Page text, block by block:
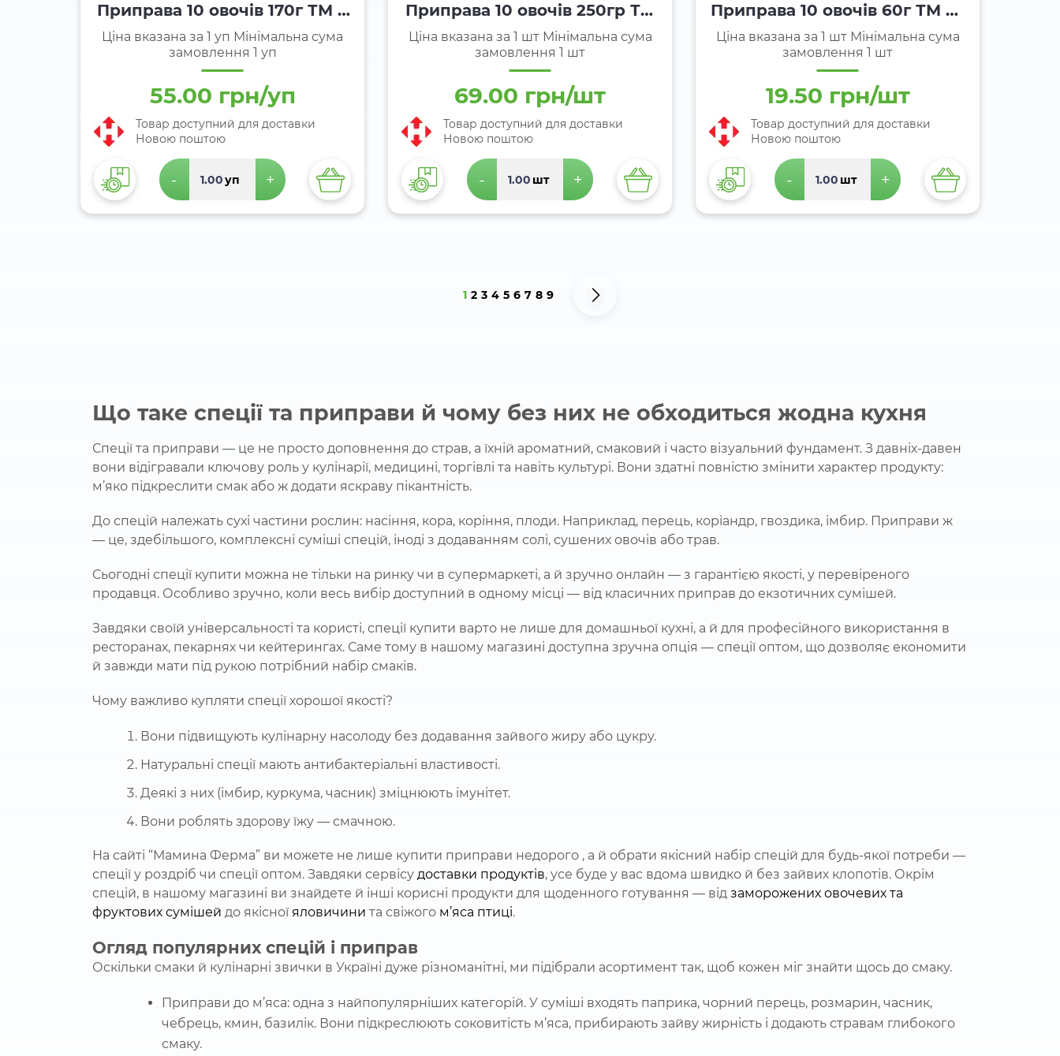
Приправа 10 овочів 170г ТМ Т
орчин
Ціна вказана за 1 уп Мінімальна сума
замовлення 1 уп
55.00 грн/уп
Товар доступний для доставки
Новою поштою
- уп +
Приправа 10 овочів 250гр ТМ
Торчин
Ціна вказана за 1 шт Мінімальна сума
замовлення 1 шт
69.00 грн/шт
Товар доступний для доставки
Новою поштою
- шт +
Приправа 10 овочів 60г ТМ То
рчин
Ціна вказана за 1 шт Мінімальна сума
замовлення 1 шт
19.50 грн/шт
Товар доступний для доставки
Новою поштою
- шт +
1 2 3 4 5 6 7 8 9
Що таке спеції та приправи й чому без них не обходиться жодна кухня
Спеції та приправи — це не просто доповнення до страв, а їхній ароматний, смаковий і часто візуальний фундамент. З давніх-давен
вони відігравали ключову роль у кулінарії, медицині, торгівлі та навіть культурі. Вони здатні повністю змінити характер продукту:
м’яко підкреслити смак або ж додати яскраву пікантність.
До спецій належать сухі частини рослин: насіння, кора, коріння, плоди. Наприклад, перець, коріандр, гвоздика, імбир. Приправи ж
— це, здебільшого, комплексні суміші спецій, іноді з додаванням солі, сушених овочів або трав.
Сьогодні спеції купити можна не тільки на ринку чи в супермаркеті, а й зручно онлайн — з гарантією якості, у перевіреного
продавця. Особливо зручно, коли весь вибір доступний в одному місці — від класичних приправ до екзотичних сумішей.
Завдяки своїй універсальності та користі, спеції купити варто не лише для домашньої кухні, а й для професійного використання в
ресторанах, пекарнях чи кейтерингах. Саме тому в нашому магазині доступна зручна опція — спеції оптом, що дозволяє економити
й завжди мати під рукою потрібний набір смаків.
Чому важливо купляти спеції хорошої якості?
Вони підвищують кулінарну насолоду без додавання зайвого жиру або цукру.
Натуральні спеції мають антибактеріальні властивості.
Деякі з них (імбир, куркума, часник) зміцнюють імунітет.
Вони роблять здорову їжу — смачною.
На сайті “Мамина Ферма” ви можете не лише купити приправи недорого , а й обрати якісний набір спецій для будь-якої потреби —
спеції у роздріб чи спеції оптом. Завдяки сервісу доставки продуктів, усе буде у вас вдома швидко й без зайвих клопотів. Окрім
спецій, в нашому магазині ви знайдете й інші корисні продукти для щоденного готування — від заморожених овочевих та
фруктових сумішей до якісної яловичини та свіжого м’яса птиці.
Огляд популярних спецій і приправ
Оскільки смаки й кулінарні звички в Україні дуже різноманітні, ми підібрали асортимент так, щоб кожен міг знайти щось до смаку.
Приправи до м’яса: одна з найпопулярніших категорій. У суміші входять паприка, чорний перець, розмарин, часник,
чебрець, кмин, базилік. Вони підкреслюють соковитість м’яса, прибирають зайву жирність і додають стравам глибокого
смаку.